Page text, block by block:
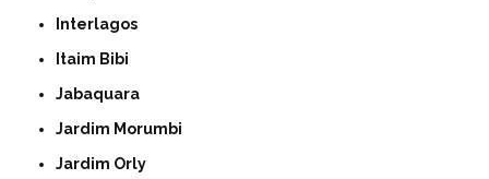
Interlagos
Itaim Bibi
Jabaquara
Jardim Morumbi
Jardim Orly